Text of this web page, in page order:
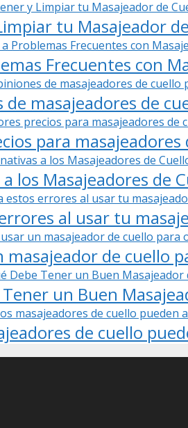
tu Masajeador
Frecuentes con
de masajeadores de
para
los Masajeadores de
al usar tu
de cuello
un Buen
de cuello